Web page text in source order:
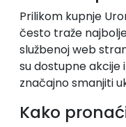
Prilikom kupnje
često traže
službenoj web
su dostupne akcije
značajno smanjiti
Kako